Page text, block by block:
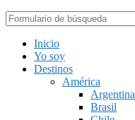
Inicio
Yo soy
Destinos
América
Argentina
Brasil